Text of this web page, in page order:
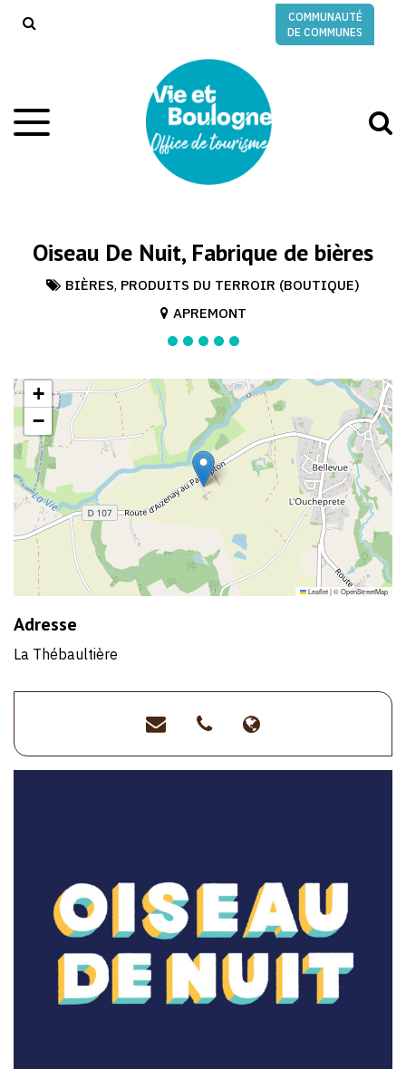
COMMUNAUTÉ
DE COMMUNES
Aller
à
Oiseau De Nuit, Fabrique de bières
BIÈRES, PRODUITS DU TERROIR (BOUTIQUE)
APREMONT
+
−
Leaflet|©OpenStreetMap
Adresse
La Thébaultière
contact@brasserie-
oiseaudenuit.fr
>09
83
>https://